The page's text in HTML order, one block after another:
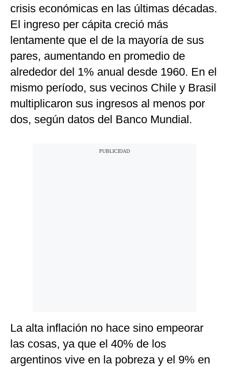
crisis económicas en las últimas décadas.
El ingreso per cápita creció más
lentamente que el de la mayoría de sus
pares, aumentando en promedio de
alrededor del 1% anual desde 1960. En el
mismo período, sus vecinos Chile y Brasil
multiplicaron sus ingresos al menos por
dos, según datos del Banco Mundial.
La alta inflación no hace sino empeorar
las cosas, ya que el 40% de los
argentinos vive en la pobreza y el 9% en